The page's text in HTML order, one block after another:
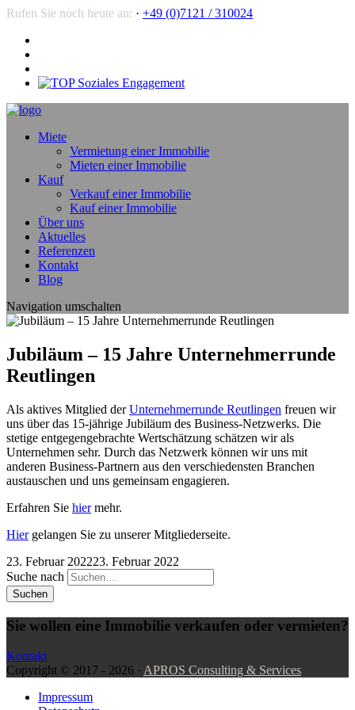
Rufen Sie noch heute an: · +49 (0)7121 / 310024
Miete
Vermietung einer Immobilie
Mieten einer Immobilie
Kauf
Verkauf einer Immobilie
Kauf einer Immobilie
Über uns
Aktuelles
Referenzen
Kontakt
Blog
Navigation umschalten
Jubiläum – 15 Jahre Unternehmerrunde
Reutlingen
Als aktives Mitglied derUnternehmerrunde Reutlingen freuen wir
uns über das 15-jährige Jubiläum des Business-Netzwerks. Die
stetige entgegengebrachte Wertschätzung schätzen wir als
Unternehmen sehr. Durch das Netzwerk können wir uns mit
anderen Business-Partnern aus den verschiedensten Branchen
austauschen und uns gemeinsam engagieren.
Erfahren Sie hiermehr.
Hiergelangen Sie zu unserer Mitgliederseite.
23. Februar 202223. Februar 2022
Suche nach
Sie wollen eine Immobilie verkaufen oder vermieten?
Kontakt
Copyright © 2017 - 2026 · APROS Consulting & Services
Impressum